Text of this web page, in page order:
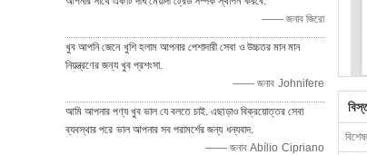
—— জনাব জিরো
খুব আপনি জেনে খুশি হলাম আপনার পেশাদারী সেবা ও উচ্চতর মান মান
নিয়ন্ত্রণের জন্য খুব প্রশংসা.
—— জনাব Johnifere
আমি আপনার পণ্য খুব ভাল যে বলতে চাই. এছাড়াও বিক্রয়োত্তর সেবা
ব্যবস্থার পরে ভাল আপনার সব পরামর্শের জন্য ধন্যবাদ.
—— জনাব Abílio Cipriano